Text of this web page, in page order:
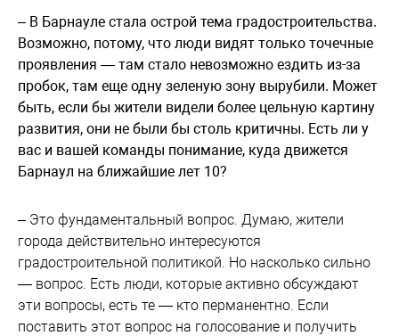
– В Барнауле стала острой тема градостроительства.
Возможно, потому, что люди видят только точечные
проявления — там стало невозможно ездить из-за
пробок, там еще одну зеленую зону вырубили. Может
быть, если бы жители видели более цельную картину
развития, они не были бы столь критичны. Есть ли у
вас и вашей команды понимание, куда движется
Барнаул на ближайшие лет 10?
– Это фундаментальный вопрос. Думаю, жители
города действительно интересуются
градостроительной политикой. Но насколько сильно
— вопрос. Есть люди, которые активно обсуждают
эти вопросы, есть те — кто перманентно. Если
поставить этот вопрос на голосование и получить